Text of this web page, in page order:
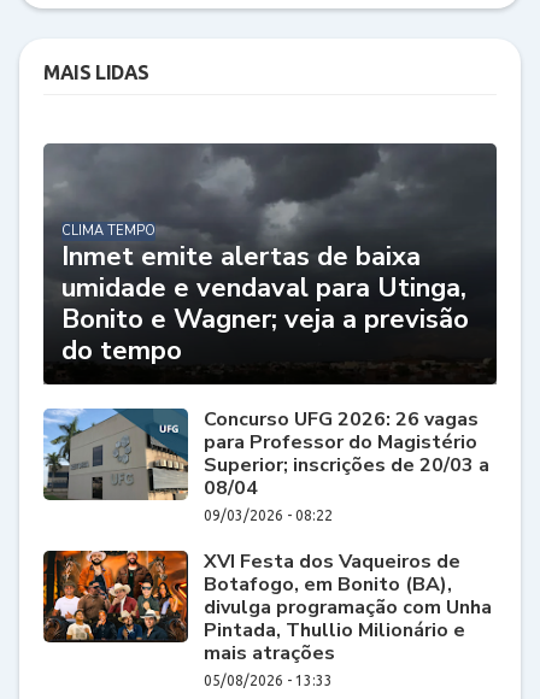
MAIS LIDAS
CLIMA TEMPO
Inmet emite alertas de baixa
umidade e vendaval para Utinga,
Bonito e Wagner; veja a previsão
do tempo
Concurso UFG 2026: 26 vagas
para Professor do Magistério
Superior; inscrições de 20/03 a
08/04
09/03/2026 - 08:22
XVI Festa dos Vaqueiros de
Botafogo, em Bonito (BA),
divulga programação com Unha
Pintada, Thullio Milionário e
mais atrações
05/08/2026 - 13:33